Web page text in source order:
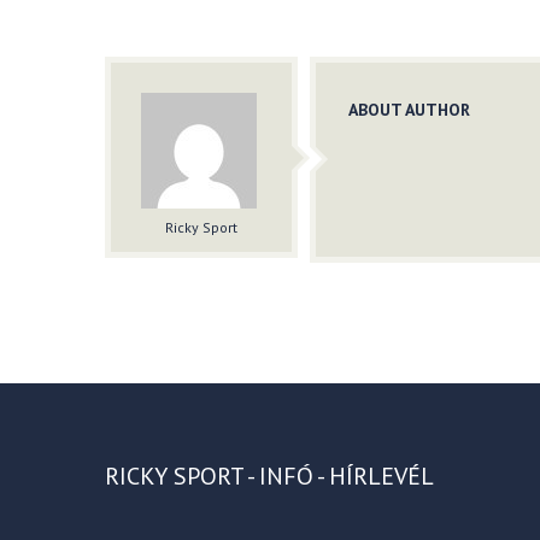
Ricky Sport
ABOUT AUTHOR
RICKY SPORT - INFÓ - HÍRLEVÉL